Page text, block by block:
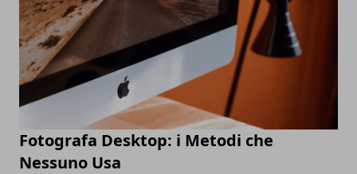
Fotografa Desktop: i Metodi che
Nessuno Usa